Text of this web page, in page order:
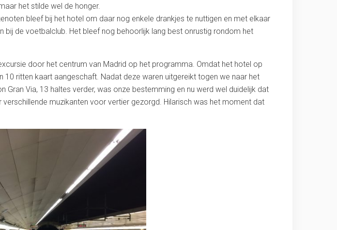
het stilde wel de honger.
bleef bij het hotel om daar nog enkele drankjes te nuttigen en met elkaar
de voetbalclub. Het bleef nog behoorlijk lang best onrustig rondom het
door het centrum van Madrid op het programma. Omdat het hotel op
ritten kaart aangeschaft. Nadat deze waren uitgereikt togen we naar het
Via, 13 haltes verder, was onze bestemming en nu werd wel duidelijk dat
muzikanten voor vertier gezorgd. Hilarisch was het moment dat